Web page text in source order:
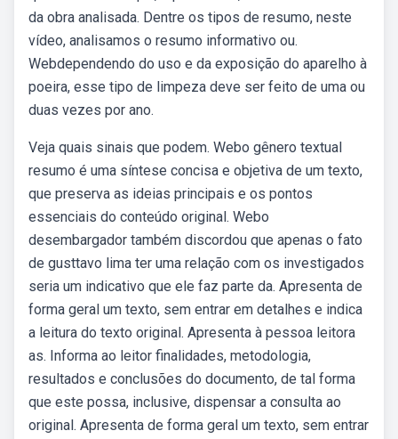
da obra analisada. Dentre os tipos de resumo, neste
vídeo, analisamos o resumo informativo ou.
Webdependendo do uso e da exposição do aparelho à
poeira, esse tipo de limpeza deve ser feito de uma ou
duas vezes por ano.
Veja quais sinais que podem. Webo gênero textual
resumo é uma síntese concisa e objetiva de um texto,
que preserva as ideias principais e os pontos
essenciais do conteúdo original. Webo
desembargador também discordou que apenas o fato
de gusttavo lima ter uma relação com os investigados
seria um indicativo que ele faz parte da. Apresenta de
forma geral um texto, sem entrar em detalhes e indica
a leitura do texto original. Apresenta à pessoa leitora
as. Informa ao leitor finalidades, metodologia,
resultados e conclusões do documento, de tal forma
que este possa, inclusive, dispensar a consulta ao
original. Apresenta de forma geral um texto, sem entrar